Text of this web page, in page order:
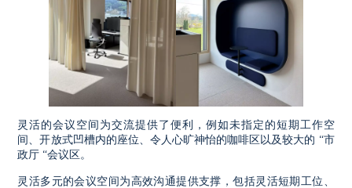
灵活的会议空间为交流提供了便利，例如未指定的短期工作空
间、开放式凹槽内的座位、令人心旷神怡的咖啡区以及较大的 “市
政厅 “会议区。
灵活多元的会议空间为高效沟通提供支撑，包括灵活短期工位、